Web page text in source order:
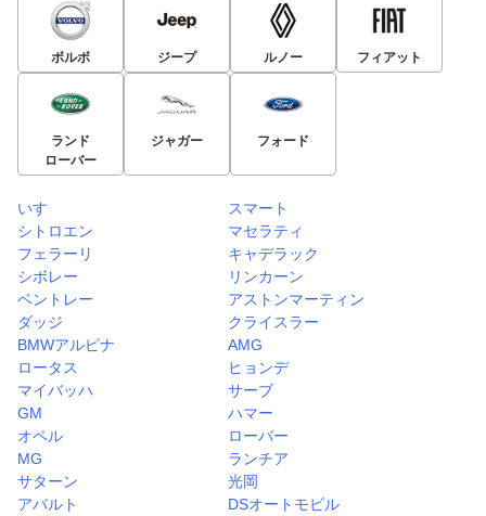
ボルボ ジープ ルノー フィアット
ランド
ローバー
ジャガー フォード
いすゞ
スマート
シトロエン
マセラティ
フェラーリ
キャデラック
シボレー
リンカーン
ベントレー
アストンマーティン
ダッジ
クライスラー
BMWアルピナ
AMG
ロータス
ヒョンデ
マイバッハ
サーブ
GM
ハマー
オペル
ローバー
MG
ランチア
サターン
光岡
アバルト
DSオートモビル